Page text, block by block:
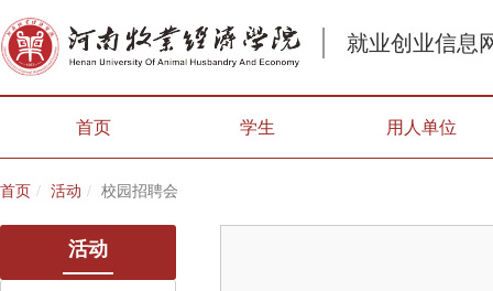
就业创业信息
首页 学生 用人单位
首页 活动 校园招聘会
活动